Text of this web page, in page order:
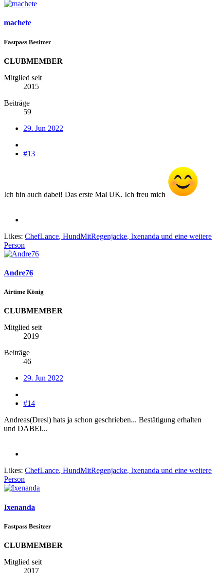
machete
Fastpass Besitzer
CLUBMEMBER
Mitglied seit
2015
Beiträge
59
29. Jun 2022
#13
Ich bin auch dabei! Das erste Mal UK. Ich freu mich
Likes: ChefLance, HundMitRegenjacke, Ixenanda und eine weitere
Person
Andre76
Airtime König
CLUBMEMBER
Mitglied seit
2019
Beiträge
46
29. Jun 2022
#14
Andreas(Dresi) hats ja schon geschrieben... Bestätigung erhalten
und DABEI...
Likes: ChefLance, HundMitRegenjacke, Ixenanda und eine weitere
Person
Ixenanda
Fastpass Besitzer
CLUBMEMBER
Mitglied seit
2017